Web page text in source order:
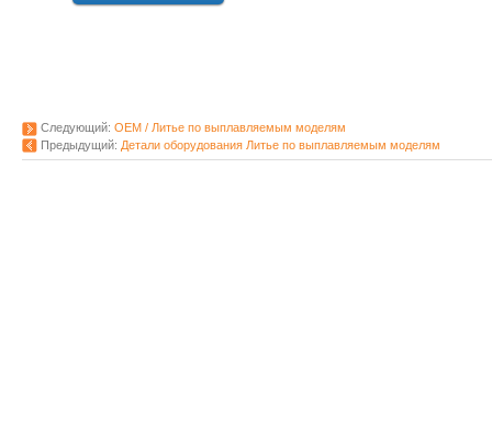
Следующий: OEM / Литье по выплавляемым моделям
Предыдущий: Детали оборудования Литье по выплавляемым моделям